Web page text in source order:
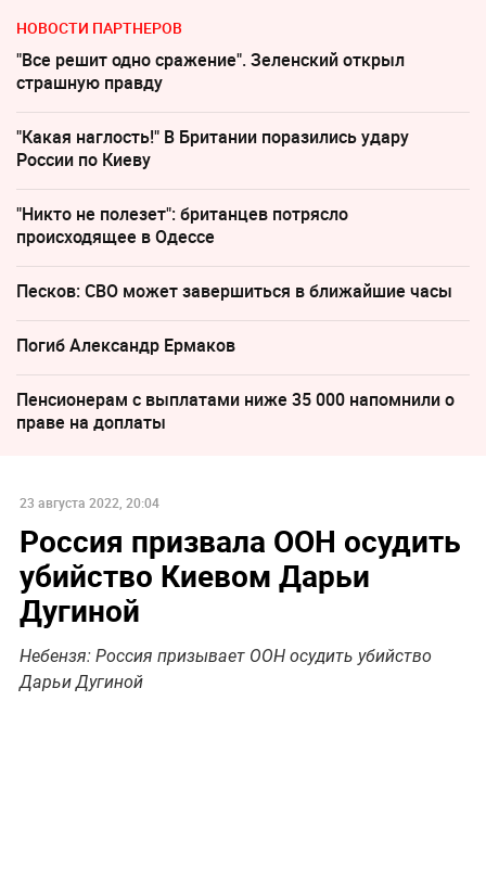
НОВОСТИ ПАРТНЕРОВ
"Все решит одно сражение". Зеленский открыл
страшную правду
"Какая наглость!" В Британии поразились удару
России по Киеву
"Никто не полезет": британцев потрясло
происходящее в Одессе
Песков: СВО может завершиться в ближайшие часы
Погиб Александр Ермаков
Пенсионерам с выплатами ниже 35 000 напомнили о
праве на доплаты
23 августа 2022, 20:04
Россия призвала ООН осудить
убийство Киевом Дарьи
Дугиной
Небензя: Россия призывает ООН осудить убийство
Дарьи Дугиной